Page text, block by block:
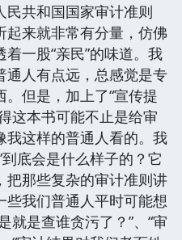
共和国国家审计准则
起来就非常有分量，仿佛
一股“亲民”的味道。我
通人有点远，总感觉是专
但是，加上了“宣传提
这本书可能不止是给审
我这样的普通人看的。我
底会是什么样子的？它
把那些复杂的审计准则讲
我们普通人平时可能想
就是查谁贪污了？”、“审